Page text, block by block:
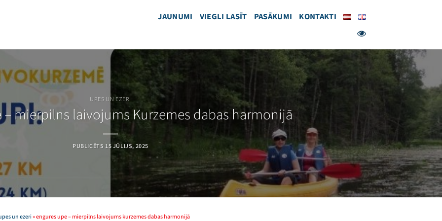
JAUNUMI VIEGLI LASĪT PASĀKUMI KONTAKTI
UPES UN EZERI
– mierpilns laivojums Kurzemes dabas harmonijā
PUBLICĒTS 15 JŪLIJS, 2025
un ezeri»engures upe – mierpilns laivojums kurzemes dabas harmonijā